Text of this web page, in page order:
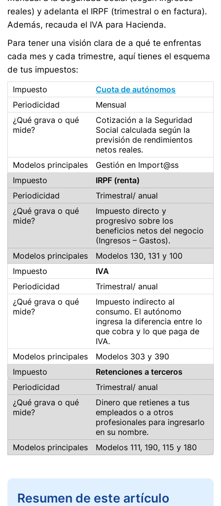
reales) y adelanta el IRPF (trimestral o en factura).
Además, recauda el IVA para Hacienda.
Para tener una visión clara de a qué te enfrentas
cada mes y cada trimestre, aquí tienes el esquema
de tus impuestos:
Cuota de autónomos
Mensual
Cotización a la Seguridad
Social calculada según la
previsión de rendimientos
netos reales.
Gestión en Import@ss
IRPF (renta)
Trimestral/ anual
Impuesto directo y
progresivo sobre los
beneficios netos del negocio
(Ingresos – Gastos).
Modelos 130, 131 y 100
IVA
Trimestral/ anual
Impuesto indirecto al
consumo. El autónomo
ingresa la diferencia entre lo
que cobra y lo que paga de
IVA.
Modelos 303 y 390
Retenciones a terceros
Trimestral/ anual
Dinero que retienes a tus
empleados o a otros
profesionales para ingresarlo
en su nombre.
Modelos 111, 190, 115 y 180
Resumen de este artículo